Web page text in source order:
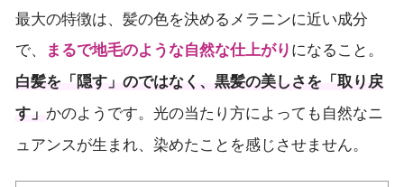
最大の特徴は、髪の色を決めるメラニンに近い成分
で、
まるで地毛のような自然な仕上がり になること。
白髪を「隠す」のではなく、黒髪の美しさを「取り戻
す」 かのようです。光の当たり方によっても自然なニ
ュアンスが生まれ、染めたことを感じさせません。